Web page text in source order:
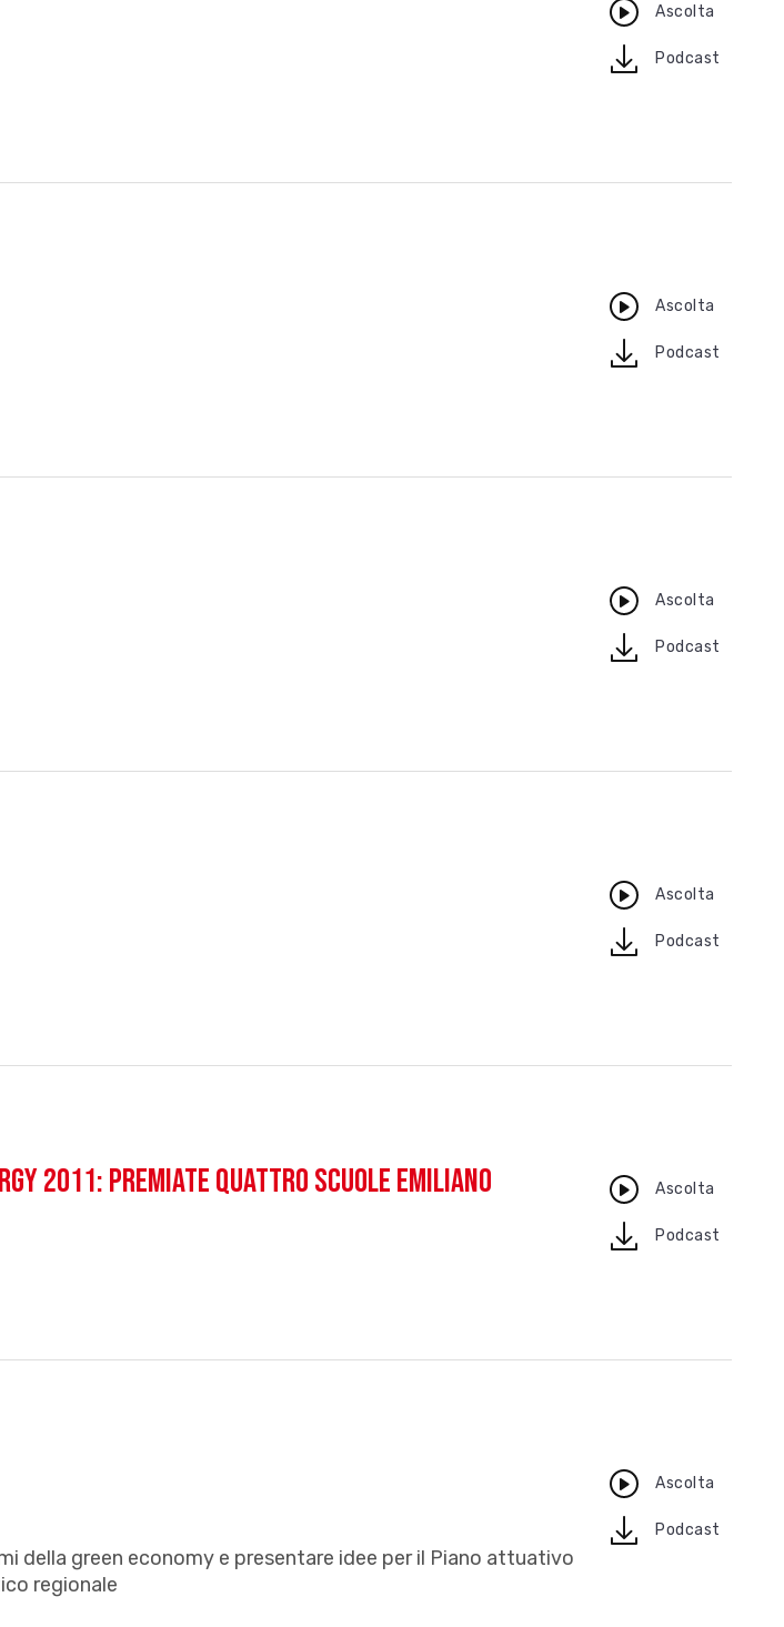
Ascolta
downloadPodcast
Ascolta
downloadPodcast
Ascolta
downloadPodcast
Ascolta
downloadPodcast
2011: premiate quattro scuole emiliano
Ascolta
downloadPodcast
della green economy e presentare idee per il Piano attuativo
regionale
Ascolta
downloadPodcast